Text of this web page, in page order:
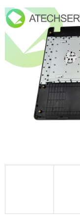
0,0
z
hviezdičiek.